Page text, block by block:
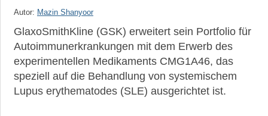
Autor: Mazin Shanyoor
GlaxoSmithKline (GSK) erweitert sein Portfolio für
Autoimmunerkrankungen mit dem Erwerb des
experimentellen Medikaments CMG1A46, das
speziell auf die Behandlung von systemischem
Lupus erythematodes (SLE) ausgerichtet ist.
Medikamente
Leben
mit
Rheuma
Leben
mit